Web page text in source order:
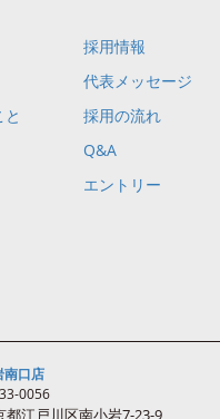
採用情報
代表メッセージ
採用の流れ
Q&A
エントリー
南口店
0056
都江戸川区南小岩7-23-9